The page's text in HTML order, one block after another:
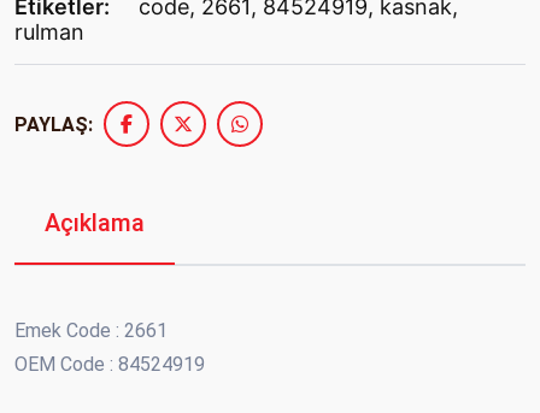
Etiketler:
code, 2661, 84524919, kasnak,
rulman
PAYLAŞ:
Açıklama
Emek Code : 2661
OEM Code : 84524919